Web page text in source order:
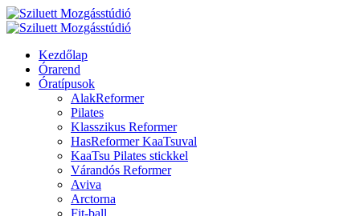
Kezdőlap
Órarend
Óratípusok
AlakReformer
Pilates
Klasszikus Reformer
HasReformer KaaTsuval
KaaTsu Pilates stickkel
Várandós Reformer
Aviva
Arctorna
Fit-ball